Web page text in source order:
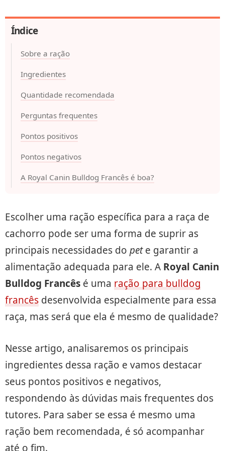
Índice
Sobre a ração
Ingredientes
Quantidade recomendada
Perguntas frequentes
Pontos positivos
Pontos negativos
A Royal Canin Bulldog Francês é boa?
Escolher uma ração específica para a raça de
cachorro pode ser uma forma de suprir as
principais necessidades do pete garantir a
alimentação adequada para ele. A Royal Canin
Bulldog Francês é uma ração para bulldog
francês desenvolvida especialmente para essa
raça, mas será que ela é mesmo de qualidade?
Nesse artigo, analisaremos os principais
ingredientes dessa ração e vamos destacar
seus pontos positivos e negativos,
respondendo às dúvidas mais frequentes dos
tutores. Para saber se essa é mesmo uma
ração bem recomendada, é só acompanhar
até o fim.